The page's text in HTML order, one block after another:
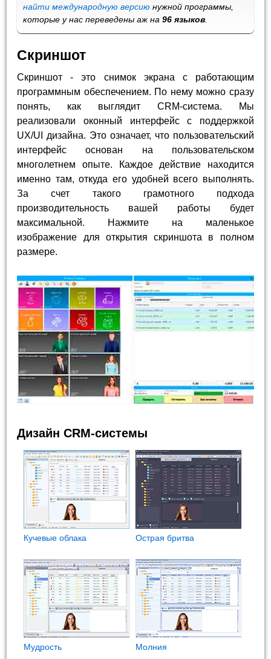
найти международную версию нужной программы,
которые у нас переведены аж на96 языков.
Скриншот
Скриншот - это снимок экрана с работающим
программным обеспечением. По нему можно сразу
понять, как выглядит CRM-система. Мы
реализовали оконный интерфейс с поддержкой
UX/UI дизайна. Это означает, что пользовательский
интерфейс основан на пользовательском
многолетнем опыте. Каждое действие находится
именно там, откуда его удобней всего выполнять.
За счет такого грамотного подхода
производительность вашей работы будет
максимальной. Нажмите на маленькое
изображение для открытия скриншота в полном
размере.
Дизайн CRM-системы
Кучевые облака Острая бритва
Мудрость Молния